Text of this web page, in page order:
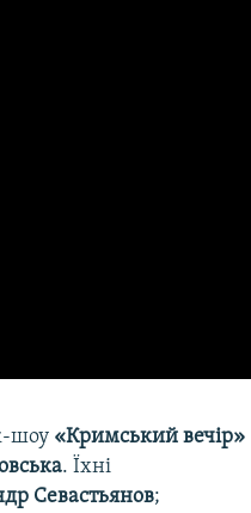
шоу «Кримський вечір»
. Їхні
Севастьянов;